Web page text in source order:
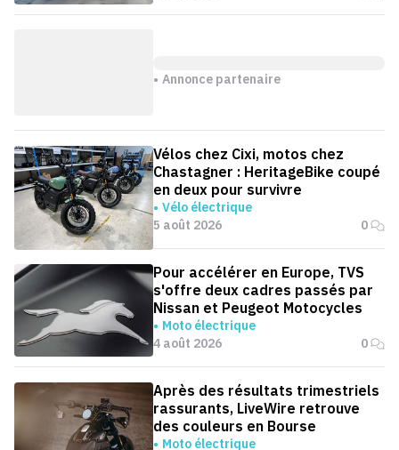
Annonce partenaire
Vélos chez Cixi, motos chez
Chastagner : HeritageBike coupé
en deux pour survivre
Vélo électrique
5 août 2026
0
Pour accélérer en Europe, TVS
s'offre deux cadres passés par
Nissan et Peugeot Motocycles
Moto électrique
4 août 2026
0
Après des résultats trimestriels
rassurants, LiveWire retrouve
des couleurs en Bourse
Moto électrique